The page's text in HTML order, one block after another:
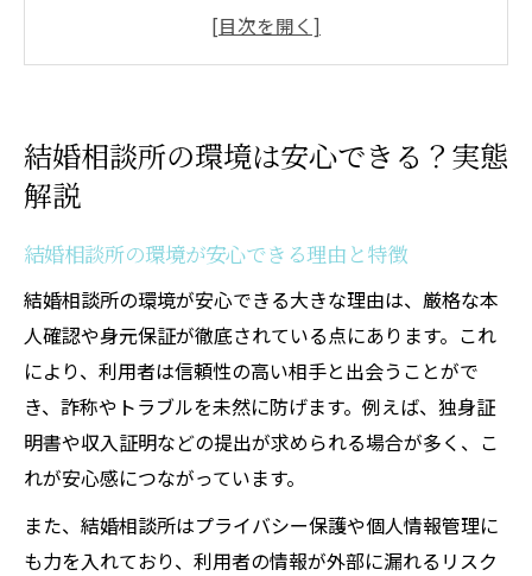
結婚相談所の問題点と利用時の注意点
家庭環境が婚活に与える影響を探る
ト
家族構成や家柄が結婚相談所で扱われる実
態
結婚相談所で両親や家族の職業が影響する
理由
結婚相談所で片親や学歴が気になる場合の
対策
家庭環境が相手選びに及ぼす結婚相談所の
視点
結婚相談所の環境は安心できる？実態
解説
結婚相談所の環境が安心できる理由と特徴
結婚相談所の環境が安心できる大きな理由は、厳格な本
人確認や身元保証が徹底されている点にあります。これ
により、利用者は信頼性の高い相手と出会うことがで
き、詐称やトラブルを未然に防げます。例えば、独身証
明書や収入証明などの提出が求められる場合が多く、こ
れが安心感につながっています。
また、結婚相談所はプライバシー保護や個人情報管理に
も力を入れており、利用者の情報が外部に漏れるリスク